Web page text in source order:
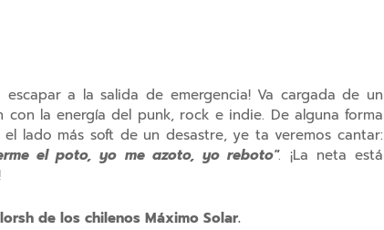
a la salida de emergencia! Va cargada de un
la energía del punk, rock e indie. De alguna forma
lado más soft de un desastre, ye ta veremos cantar:
el poto, yo me azoto, yo reboto". ¡La neta está
de los chilenos Máximo Solar.